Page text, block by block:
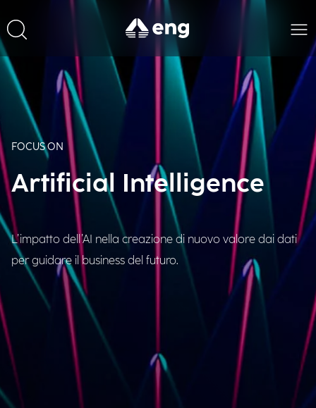
FOCUS ON
Artificial Intelligence
L’impatto dell’AI nella creazione di nuovo valore dai dati
per guidare il business del futuro.